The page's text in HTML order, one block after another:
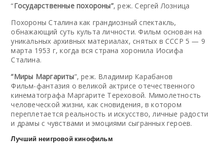
“Государственные похороны”, реж. Сергей Лозница
Похороны Сталина как грандиозный спектакль,
обнажающий суть культа личности. Фильм основан на
уникальных архивных материалах, снятых в СССР 5 — 9
марта 1953 г, когда вся страна хоронила Иосифа
Сталина.
“Миры Маргариты”, реж. Владимир Карабанов
Фильм-фантазия о великой актрисе отечественного
кинематографа Маргарите Тереховой. Мимолетность
человеческой жизни, как сновидения, в котором
переплетается реальность и искусство, личные радости
и драмы с чувствами и эмоциями сыгранных героев.
Лучший неигровой кинофильм